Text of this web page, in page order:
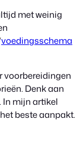
met weinig
voedingsschema
voorbereidingen
Denk aan
In mijn artikel
beste aanpakt.